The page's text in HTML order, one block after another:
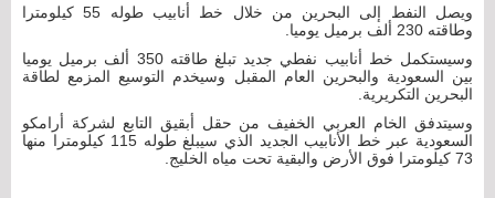
ويصل النفط إلى البحرين من خلال خط أنابيب طوله 55 كيلومترا
وطاقته 230 ألف برميل يوميا.
وسيستكمل خط أنابيب نفطي جديد تبلغ طاقته 350 ألف برميل يوميا
بين السعودية والبحرين العام المقبل وسيخدم التوسيع المزمع لطاقة
البحرين التكريرية.
وسيتدفق الخام العربي الخفيف من حقل أبقيق التابع لشركة أرامكو
السعودية عبر خط الأنابيب الجديد الذي سيبلغ طوله 115 كيلومترا منها
73 كيلومترا فوق الأرض والبقية تحت مياه الخليج.